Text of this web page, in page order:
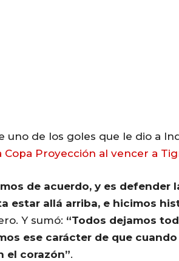
uno de los goles que le dio a
Proyección al vencer a
de acuerdo, y es defender
estar allá arriba, e hicimos
Y sumó: “Todos dejamos
ese carácter de que
el corazón”.